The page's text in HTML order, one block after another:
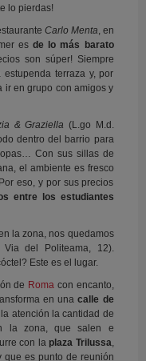
lo pierdas!
Carlo Menta , en
es de lo más barato
son súper! Siempre
terraza y, por
ir en grupo con amigos y
& Graziella (L.go M.d.
dentro del barrio para
Con sus sillas de
el ambiente es fresco
eso, y por sus precios
entre los estudiantes
la zona, nos quedamos
Via del Politeama, 12).
Este es el lugar.
de Roma con encanto,
en una calle de
atención la cantidad de
la zona, que salen e
con la plaza Trilussa
que es punto de reunión